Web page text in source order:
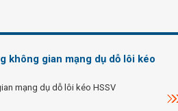
không gian mạng dụ dỗ lôi kéo
mạng dụ dỗ lôi kéo HSSV